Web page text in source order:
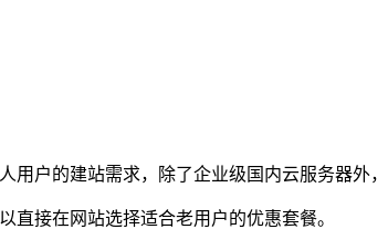
用户的建站需求，除了企业级国内云服务器外，
直接在网站选择适合老用户的优惠套餐。